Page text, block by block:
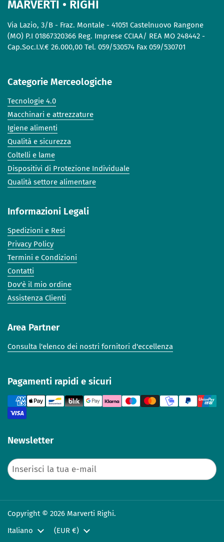
MARVERTI • RIGHI
Via Lazio, 3/B - Fraz. Montale - 41051 Castelnuovo Rangone
(MO) P.I 01867320366 Reg. Imprese CCIAA/ REA MO 248442 -
Cap.Soc.I.V.€ 26.000,00 Tel. 059/530574 Fax 059/530701
Categorie Merceologiche
Tecnologie 4.0
Macchinari e attrezzature
Igiene alimenti
Qualità e sicurezza
Coltelli e lame
Dispositivi di Protezione Individuale
Qualità settore alimentare
Informazioni Legali
Spedizioni e Resi
Privacy Policy
Termini e Condizioni
Contatti
Dov'è il mio ordine
Assistenza Clienti
Area Partner
Consulta l'elenco dei nostri fornitori d'eccellenza
Pagamenti rapidi e sicuri
Newsletter
Copyright © 2026 Marverti Righi.
Lingua
Italiano Paese/Area geografica
(EUR €)